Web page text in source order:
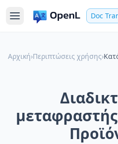
Doc
Αρχική›Περιπτώσεις χρήσης›